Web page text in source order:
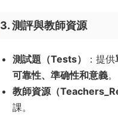
3. 測評與教師資源
測試題（Tests） ：提供
可靠性、準确性和意義。
教師資源（
課。